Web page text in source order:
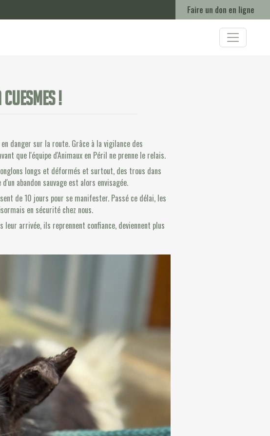
Faire un don en ligne
!
danger sur la route. Grâce à la vigilance des
que l'équipe d'Animaux en Péril ne prenne le relais.
longs et déformés et surtout, des trous dans
abandon sauvage est alors envisagée.
de 10 jours pour se manifester. Passé ce délai, les
en sécurité chez nous.
leur arrivée, ils reprennent confiance, deviennent plus